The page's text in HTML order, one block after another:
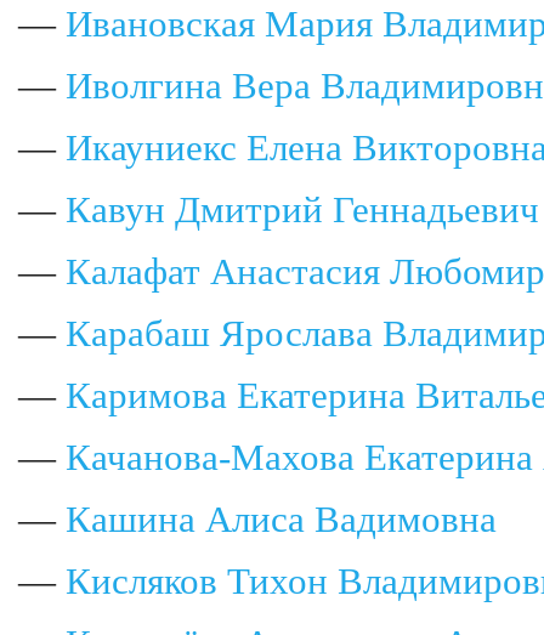
— Ивановская Мария
— Иволгина Вера
— Икауниекс Елена
— Кавун Дмитрий Геннадьевич
— Калафат Анастасия
— Карабаш Ярослава
— Каримова Екатерина
— Качанова-Махова
— Кашина Алиса Вадимовна
— Кисляков Тихон